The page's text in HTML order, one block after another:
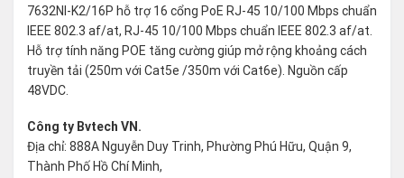
7632NI-K2/16P hỗ trợ 16 cổng PoE RJ-45 10/100 Mbps chuẩn
IEEE 802.3 af/at, RJ-45 10/100 Mbps chuẩn IEEE 802.3 af/at.
Hỗ trợ tính năng POE tăng cường giúp mở rộng khoảng cách
truyền tải (250m với Cat5e /350m với Cat6e). Nguồn cấp
48VDC.
Công ty Bvtech VN.
Địa chỉ: 888A Nguyễn Duy Trinh, Phường Phú Hữu, Quận 9,
Thành Phố Hồ Chí Minh,